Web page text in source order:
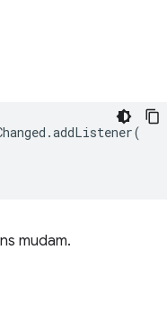
.addListener(
mudam.